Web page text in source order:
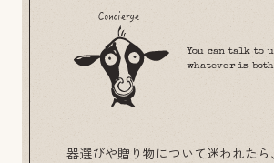
You can talk to
whatever is
器選びや贈り物について迷われたら